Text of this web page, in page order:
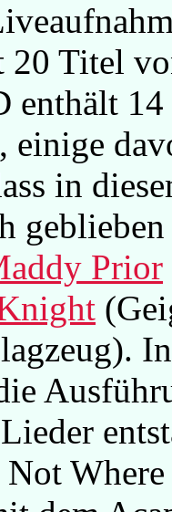
20 Titel
enthält
einige
in
Prior